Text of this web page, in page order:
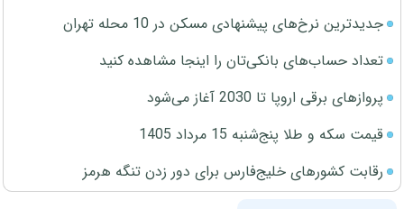
جدیدترین نرخ‌های پیشنهادی مسکن در 10 محله تهران
تعداد حساب‌های بانکی‌تان را اینجا مشاهده کنید
پروازهای برقی اروپا تا 2030 آغاز می‌شود
قیمت سکه و طلا پنج‌شنبه 15 مرداد 1405
رقابت کشورهای خلیج‌فارس برای دور زدن تنگه هرمز